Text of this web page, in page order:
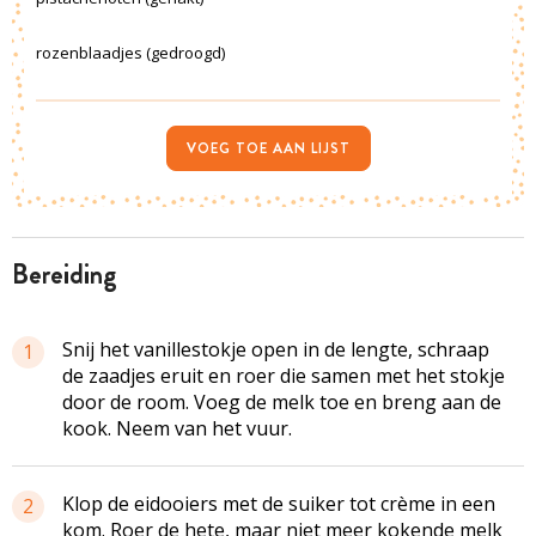
bereiding
1
Snij het vanillestokje open in de lengte, schraap
de zaadjes eruit en roer die samen met het stokje
door de room. Voeg de melk toe en breng aan de
kook. Neem van het vuur.
2
Klop de eidooiers met de suiker tot crème in een
kom. Roer de hete, maar niet meer kokende melk
rozenblaadjes (gedroogd)
VOEG TOE AAN LIJST